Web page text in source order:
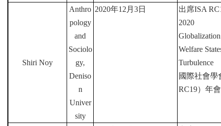
Shiri Noy
Anthro
pology
and
Sociolo
gy,
Deniso
n
Univer
sity
2020年12 月 3日 出席ISA
2020
Welfare
Turbulence
國際社會學
RC19）年會